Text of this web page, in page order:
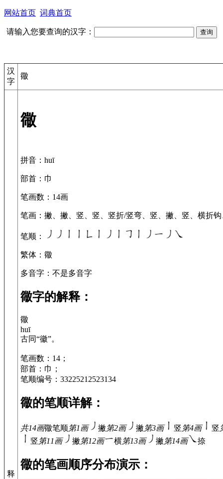
网站首页 词典首页
请输入您要查询的汉字：
汉
字
幑
释
幑
拼音 ：huī
部首 ：巾
笔画数 ：14画
笔画 ：撇、撇、竖、竖、竖折/竖弯、竖、撇、竖、横折
笔顺 ：
繁体 ：幑
多音字 ：不是多音字
幑字的解释：
幑
huī
古同“徽”。
笔画数：14；
部首：巾；
笔顺编号：33225212523134
幑的笔顺详解：
共14画幑笔顺第1画 撇第2画 撇第3画 竖第4画 竖
竖第11画 撇第12画 横第13画 撇第14画 捺
幑的笔画顺序分布演示：